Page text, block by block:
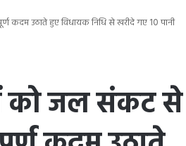
कदम उठाते हुए विधायक निधि से खरीदे गए 10 पानी
को जल संकट से